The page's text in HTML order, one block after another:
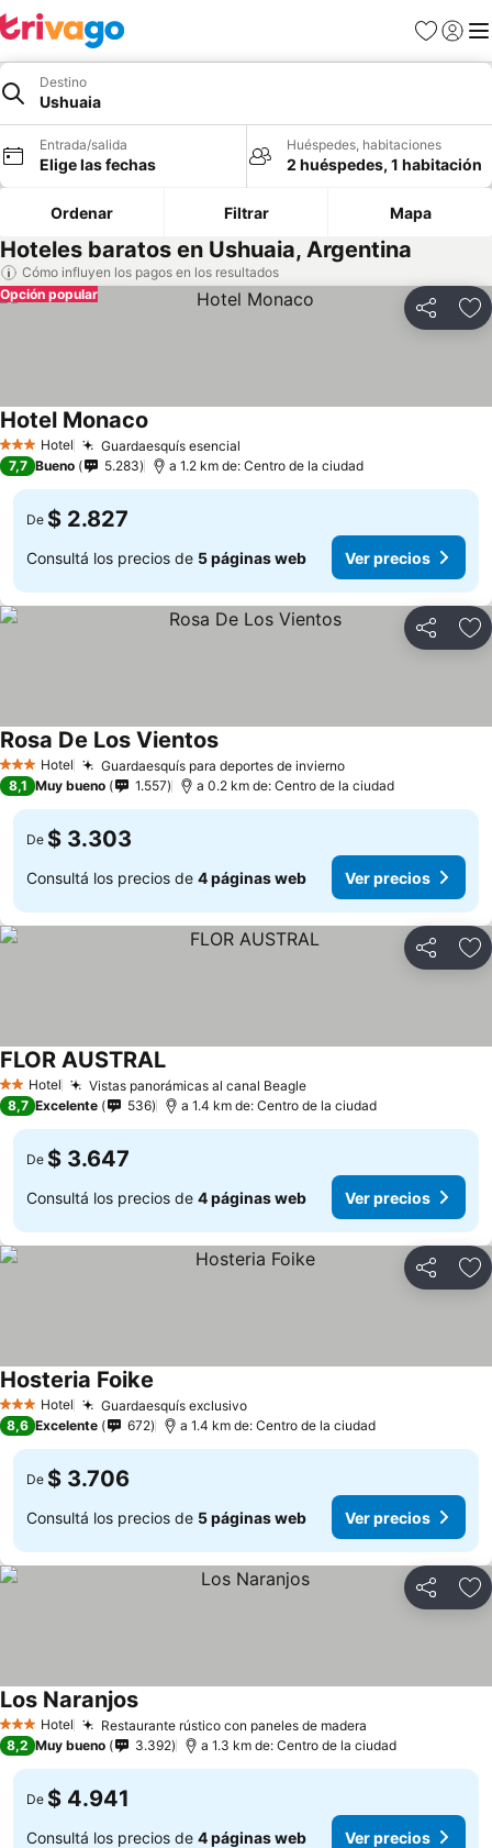
Favoritos
Iniciar
Destino
Ushuaia
Entrada/salida
Elige las fechas
Huéspedes, habitaciones
2 huéspedes, 1 habitación
Ordenar Filtrar Mapa
Hoteles baratos en Ushuaia, Argentina
Cómo influyen los pagos en los resultados
Compartir
Opción popular
3 Estrellas
Hotel Guardaesquís esencial
Hotel Monaco
7,7 Bueno 5.283 a 1.2 km de: Centro de la ciudad
De $ 2.827
Consultá los precios de 5 páginas web Ver precios
Compartir
3 Estrellas
Hotel Guardaesquís para deportes de invierno
Rosa De Los Vientos
8,1 Muy bueno 1.557 a 0.2 km de: Centro de la ciudad
De $ 3.303
Consultá los precios de 4 páginas web Ver precios
Compartir
2 Estrellas
Hotel Vistas panorámicas al canal Beagle
FLOR AUSTRAL
8,7 Excelente 536 a 1.4 km de: Centro de la ciudad
De $ 3.647
Consultá los precios de 4 páginas web Ver precios
Compartir
3 Estrellas
Hotel Guardaesquís exclusivo
Hosteria Foike
8,6 Excelente 672 a 1.4 km de: Centro de la ciudad
De $ 3.706
Consultá los precios de 5 páginas web Ver precios
Compartir
3 Estrellas
Hotel Restaurante rústico con paneles de madera
Los Naranjos
8,2 Muy bueno 3.392 a 1.3 km de: Centro de la ciudad
De $ 4.941
Consultá los precios de 4 páginas web Ver precios